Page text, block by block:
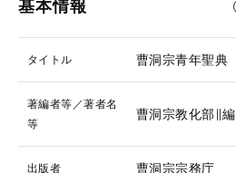
基本情報
タイトル 曹洞宗青年聖典
著編者等／著者名
等
曹洞宗教化部∥編
出版者 曹洞宗宗務庁